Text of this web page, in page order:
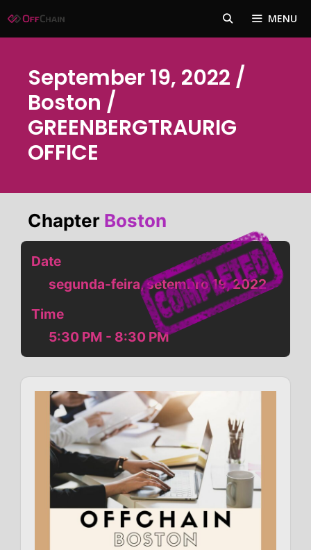
para
MENU
September 19, 2022 /
Boston /
GREENBERGTRAURIG
OFFICE
Chapter Boston
Date
segunda-feira, setembro 19, 2022
Time
5:30 PM - 8:30 PM